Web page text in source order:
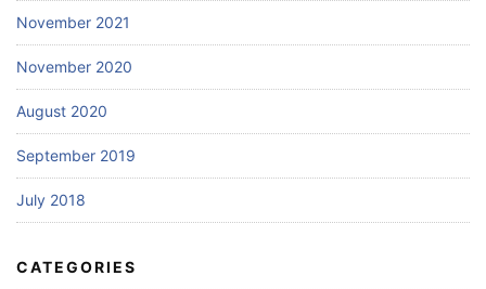
November 2021
November 2020
August 2020
September 2019
July 2018
CATEGORIES